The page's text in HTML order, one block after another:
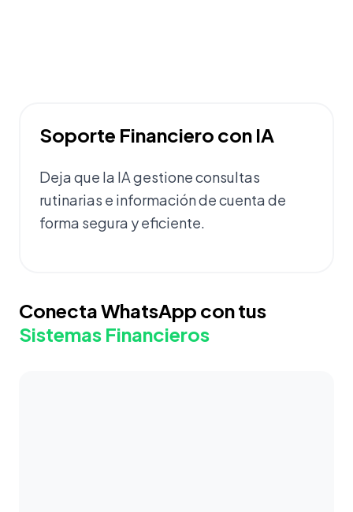
Soporte Financiero con IA
Deja que la IA gestione consultas
rutinarias e información de cuenta de
forma segura y eficiente.
Conecta WhatsApp con tus
Sistemas Financieros